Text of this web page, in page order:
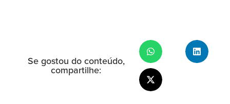
Se gostou do conteúdo,
compartilhe: